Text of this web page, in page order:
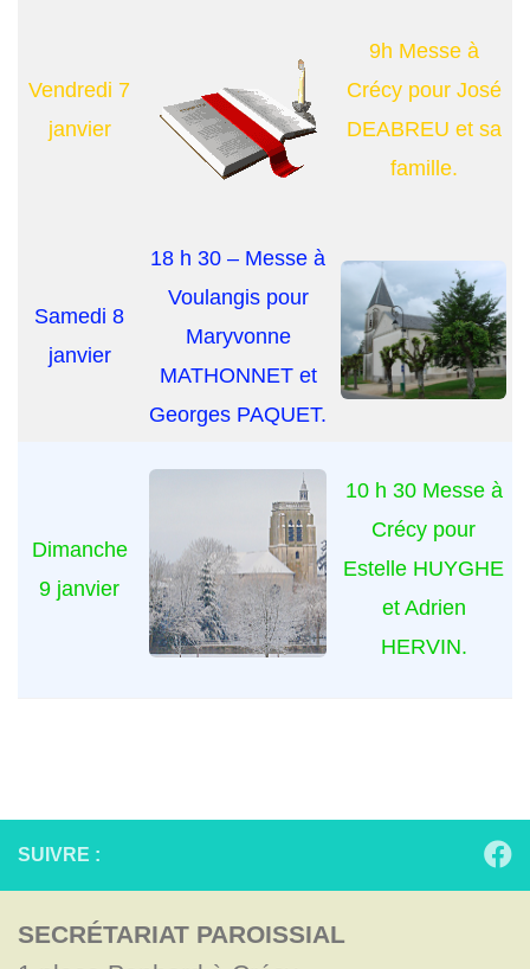
Vendredi 7
janvier
9h Messe à
Crécy pour José
DEABREU et sa
famille.
Samedi 8
janvier
18 h 30 – Messe à
Voulangis pour
Maryvonne
MATHONNET et
Georges PAQUET.
Dimanche
9 janvier
10 h 30 Messe à
Crécy pour
Estelle HUYGHE
et Adrien
HERVIN.
SUIVRE :
SECRÉTARIAT PAROISSIAL